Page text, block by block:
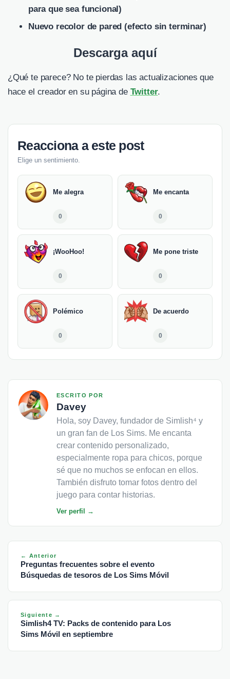
para que sea funcional)
Nuevo recolor de pared (efecto sin terminar)
Descarga aquí
¿Qué te parece? No te pierdas las actualizaciones que
hace el creador en su página de Twitter.
Reacciona a este post
Elige un sentimiento.
Me alegra
0
Me encanta
0
¡WooHoo!
0
Me pone triste
0
Polémico
0
De acuerdo
0
ESCRITO POR
Davey
Hola, soy Davey, fundador de Simlish⁴ y
un gran fan de Los Sims. Me encanta
crear contenido personalizado,
especialmente ropa para chicos, porque
sé que no muchos se enfocan en ellos.
También disfruto tomar fotos dentro del
juego para contar historias.
Ver perfil →
← Anterior
Preguntas frecuentes sobre el evento
Búsquedas de tesoros de Los Sims Móvil
Siguiente →
Simlish4 TV: Packs de contenido para Los
Sims Móvil en septiembre